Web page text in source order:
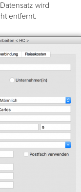
wird
entfernt.